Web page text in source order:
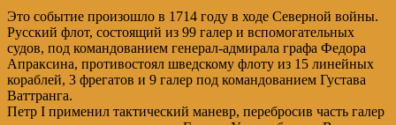
Это событие произошло в 1714 году в ходе Северной войны.
Русский флот, состоящий из 99 галер и вспомогательных
судов, под командованием генерал-адмирала графа Федора
Апраксина, противостоял шведскому флоту из 15 линейных
кораблей, 3 фрегатов и 9 галер под командованием Густава
Ваттранга.
Петр I применил тактический маневр, перебросив часть галер